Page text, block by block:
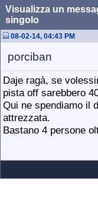
Visualizza un
singolo
08-02-14, 04:43 PM
porciban
Daje ragà, se
pista off sarebbero
Qui ne spendiamo il
attrezzata.
Bastano 4 persone